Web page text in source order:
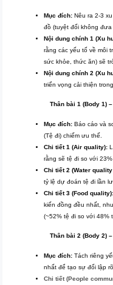
Mục đích: Nêu ra 2-3
đồ (tuyệt đối không đưa
Nội dung chính 1 (Xu
rằng các yếu tố về môi
sức khỏe, thức ăn) sẽ
Nội dung chính 2 (Xu
triển vọng cải thiện
Thân bài 1 (Body 1)
Mục đích: Báo cáo và
(Tệ đi) chiếm ưu thế.
Chi tiết 1 (Air quality):
rằng sẽ tệ đi so với
Chi tiết 2 (Water
tỷ lệ dự đoán tệ đi lần
Chi tiết 3 (Food quality):
kiến đồng đều nhất,
(~52% tệ đi so với 48%
Thân bài 2 (Body 2)
Mục đích: Tách riêng
nhất để tạo sự đối lập
Chi tiết (People